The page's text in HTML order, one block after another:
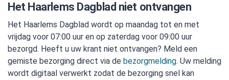
Het Haarlems Dagblad niet ontvangen
Het Haarlems Dagblad wordt op maandag tot en met
vrijdag voor 07:00 uur en op zaterdag voor 09:00 uur
bezorgd. Heeft u uw krant niet ontvangen? Meld een
gemiste bezorging direct via de bezorgmelding. Uw melding
wordt digitaal verwerkt zodat de bezorging snel kan